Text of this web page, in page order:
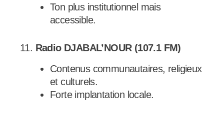
Ton plus institutionnel mais
accessible.
11. Radio DJABAL’NOUR (107.1 FM)
Contenus communautaires, religieux
et culturels.
Forte implantation locale.